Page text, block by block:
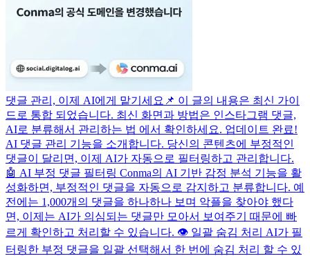
댓글 관리, 이제 AI에게 맡기세요 📌 이 글의 내용은 최신 가이
드로 통합 되었습니다. 최신 화면과 방법은 인스타그램 댓글,
AI로 분류해서 관리하는 법 에서 확인하세요. 업데이트 완료!
AI 댓글 관리 기능을 소개합니다. 당신의 콘텐츠에 부정적인
댓글이 달리면, 이제 AI가 자동으로 필터링하고 관리합니다.
🤖 AI 부정 댓글 필터링 Conma의 AI 기반 감정 분석 기능을 활
성화하면, 부정적인 댓글을 자동으로 감지하고 분류합니다. 예
전에는 1,000개의 댓글을 하나하나 보며 악플을 찾아야 했다
면, 이제는 AI가 의심되는 댓글만 모아서 보여주기 때문에 빠
르게 확인하고 처리할 수 있습니다. 👁️ 일괄 숨김 처리 AI가 필
터링한 부정 댓글을 일괄 선택해서 한 번에 숨김 처리 할 수 있